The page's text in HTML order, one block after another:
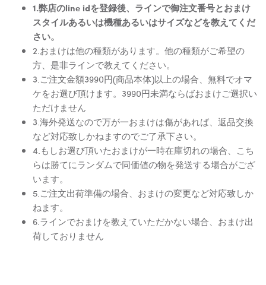
1.弊店のline idを登録後、ラインで御注文番号とおまけ
スタイルあるいは機種あるいはサイズなどを教えてくだ
さい。
2.おまけは他の種類があります。他の種類がご希望の
方、是非ラインで教えてください。
3.ご注文金額3990円(商品本体)以上の場合、無料でオマ
ケをお選び頂けます。3990円未満ならばおまけご選択い
ただけません
3.海外発送なので万が一おまけは傷があれば、返品交換
など対応致しかねますのでご了承下さい。
4.もしお選び頂いたおまけが一時在庫切れの場合、こち
らは勝てにランダムで同価値の物を発送する場合がござ
います。
5.ご注文出荷準備の場合、おまけの変更など対応致しか
ねます。
6.ラインでおまけを教えていただかない場合、おまけ出
荷しておりません